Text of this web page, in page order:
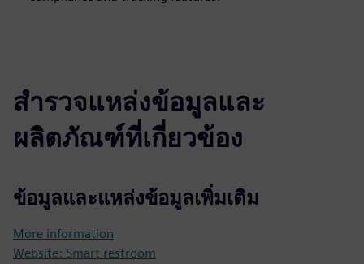
สำรวจแหล่งข้อมูลและ
ผลิตภัณฑ์ที่เกี่ยวข้อง
ข้อมูลและแหล่งข้อมูลเพิ่มเติม
More information
Website: Smart restroom